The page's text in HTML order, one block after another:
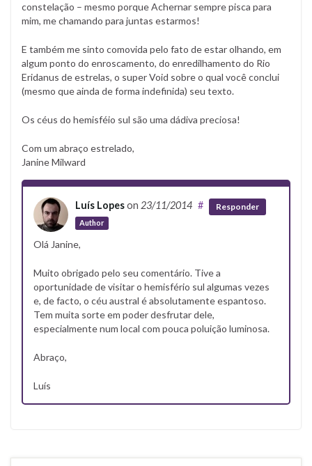
constelação – mesmo porque Achernar sempre pisca para
mim, me chamando para juntas estarmos!
E também me sinto comovida pelo fato de estar olhando, em
algum ponto do enroscamento, do enredilhamento do Rio
Eridanus de estrelas, o super Void sobre o qual você conclui
(mesmo que ainda de forma indefinida) seu texto.
Os céus do hemisféio sul são uma dádiva preciosa!
Com um abraço estrelado,
Janine Milward
Luís Lopeson 23/11/2014
Author
# Responder
Olá Janine,
Muito obrigado pelo seu comentário. Tive a
oportunidade de visitar o hemisfério sul algumas vezes
e, de facto, o céu austral é absolutamente espantoso.
Tem muita sorte em poder desfrutar dele,
especialmente num local com pouca poluição luminosa.
Abraço,
Luís